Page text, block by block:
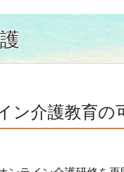
ン介護教育の